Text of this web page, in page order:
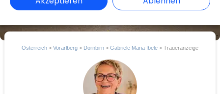
Österreich> Vorarlberg> Dornbirn> Gabriele Maria Ibele > Traueranzeige